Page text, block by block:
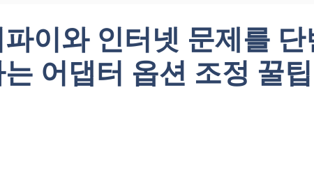
이와 인터넷 문제를 단
어댑터 옵션 조정 꿀팁